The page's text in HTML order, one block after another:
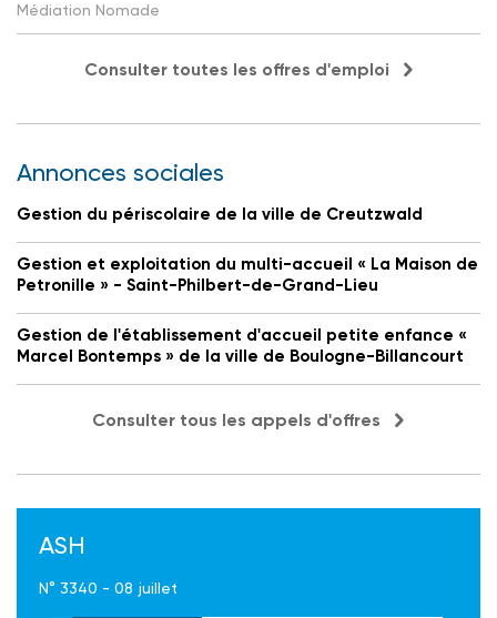
Médiation Nomade
Consulter toutes les offres d'emploi
Annonces sociales
Gestion du périscolaire de la ville de Creutzwald
Gestion et exploitation du multi-accueil « La Maison de
Petronille » - Saint-Philbert-de-Grand-Lieu
Gestion de l'établissement d'accueil petite enfance «
Marcel Bontemps » de la ville de Boulogne-Billancourt
Consulter tous les appels d'offres
ASH
N° 3340 - 08 juillet